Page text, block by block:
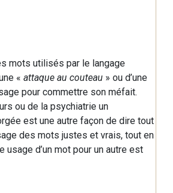
mots utilisés par le langage
« attaque au couteau » ou d’une
pour commettre son méfait.
ou de la psychiatrie un
est une autre façon de dire tout
des mots justes et vrais, tout en
usage d’un mot pour un autre est